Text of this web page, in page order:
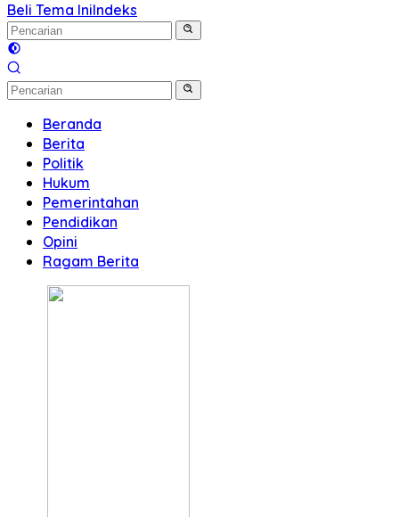
Beli Tema IniIndeks
Beranda
Berita
Politik
Hukum
Pemerintahan
Pendidikan
Opini
Ragam Berita